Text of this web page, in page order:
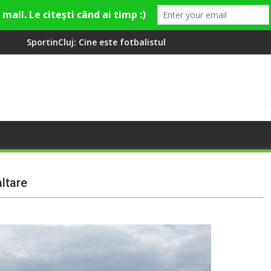
fotbalistul cu două diplome care a învățat româna la 2 ani
Compania de Apă Someș,